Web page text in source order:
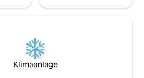
Klimaanlage